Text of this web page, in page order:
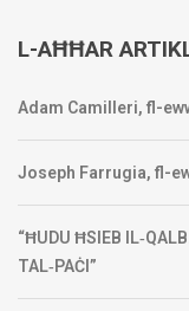
L-AĦĦAR
Adam Camilleri, fl-
Joseph Farrugia, fl-
“ĦUDU ĦSIEB
TAL‑PAĊI”